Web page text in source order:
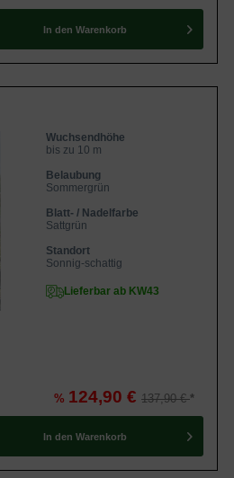
In den Warenkorb
Wuchsendhöhe
bis zu 10 m
Belaubung
Sommergrün
Blatt- / Nadelfarbe
Sattgrün
Standort
Sonnig-schattig
Lieferbar ab KW43
% 124,90 € 137,90 €
In den Warenkorb